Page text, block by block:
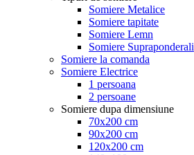
Somiere Metalice
Somiere tapitate
Somiere Lemn
Somiere Supraponderali
Somiere la comanda
Somiere Electrice
1 persoana
2 persoane
Somiere dupa dimensiune
70x200 cm
90x200 cm
120x200 cm